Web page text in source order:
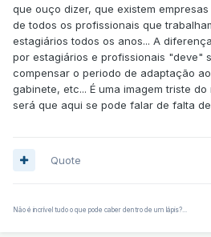
que ouço dizer, que existem
de todos os profissionais que
estagiários todos os anos... A
por estagiários e profissionais "deve"
compensar o periodo de adaptação
gabinete, etc... É uma imagem triste
será que aqui se pode falar de falta
Quote
Não é incrível tudo o que pode caber dentro de um lápis?...